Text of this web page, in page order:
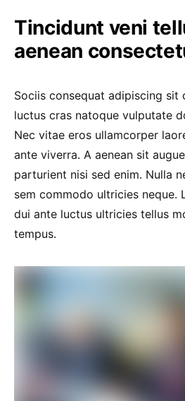
Tincidunt veni
aenean
Sociis consequat adipiscing sit
luctus cras natoque vulputate
Nec vitae eros ullamcorper
ante viverra. A aenean sit
parturient nisi sed enim. Nulla
sem commodo ultricies neque.
dui ante luctus ultricies tellus
tempus.